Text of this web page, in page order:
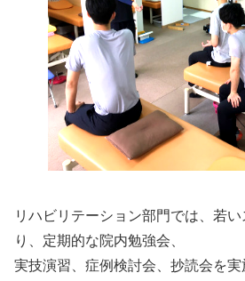
リハビリテーション部門では、若
り、定期的な院内勉強会、
実技演習、症例検討会、抄読会を